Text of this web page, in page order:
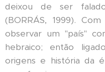
deixou de ser
(BORRÁS, 1999).
observar um "país"
hebraico; então
origens e história da